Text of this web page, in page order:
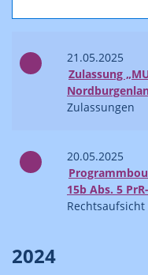
21.05.2025
Zulassung
Zulassungen
20.05.2025
15b Abs. 5
Rechtsaufsicht
2024